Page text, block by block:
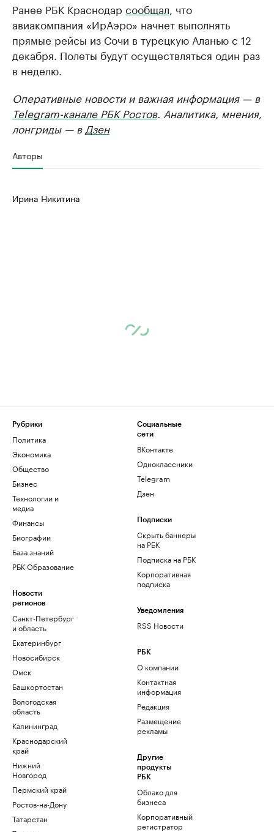
Ранее РБК Краснодар сообщал , что
авиакомпания «ИрАэро» начнет выполнять
прямые рейсы из Сочи в турецкую Аланью с 12
декабря. Полеты будут осуществляться один раз
в неделю.
Оперативные новости и важная информация — в
Telegram-канале РБК Ростов. Аналитика, мнения,
лонгриды — в Дзен
Авторы
Ирина Никитина
Рубрики
Политика
Экономика
Общество
Бизнес
Технологии и
медиа
Финансы
Биографии
База знаний
РБК Образование
Новости
регионов
Санкт-Петербург
и область
Екатеринбург
Новосибирск
Омск
Башкортостан
Вологодская
область
Калининград
Краснодарский
край
Нижний
Новгород
Пермский край
Ростов-на-Дону
Татарстан
Социальные
сети
ВКонтакте
Одноклассники
Telegram
Дзен
Подписки
Скрыть баннеры
на РБК
Подписка на РБК
Корпоративная
подписка
Уведомления
RSS Новости
РБК
О компании
Контактная
информация
Редакция
Размещение
рекламы
Другие
продукты
РБК
Облако для
бизнеса
Корпоративный
регистратор